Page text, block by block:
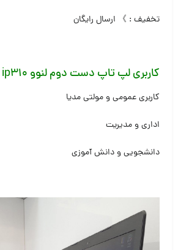
تخفیف : 》 ارسال رایگان
کاربری لپ تاپ دست دوم لنوو Lenovo ip310
کاربری عمومی و مولتی مدیا
اداری و مدیریت
دانشجویی و دانش آموزی